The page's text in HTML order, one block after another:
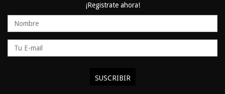
¡Registrate ahora!